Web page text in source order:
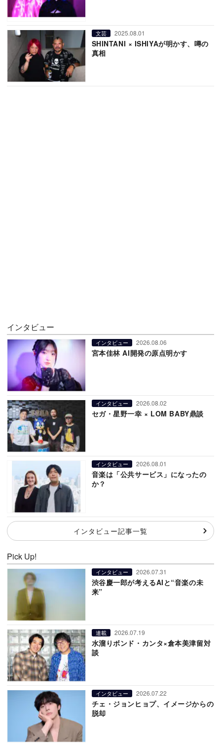
文芸 2025.08.01
SHINTANI × ISHIYAが明かす、噂の
真相
インタビュー
インタビュー 2026.08.06
宮本佳林 AI開発の原点明かす
インタビュー 2026.08.02
セガ・星野一幸 × LOM BABY鼎談
インタビュー 2026.08.01
音楽は「公共サービス」になったの
か？
インタビュー記事一覧
Pick Up!
インタビュー 2026.07.31
渋谷慶一郎が考えるAIと“音楽の未
来”
連載 2026.07.19
水溜りボンド・カンタ×倉本美津留対
談
インタビュー 2026.07.22
チェ・ジョンヒョプ、イメージからの
脱却